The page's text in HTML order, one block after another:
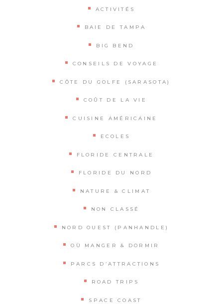
ACTIVITÉS
BAIE DE TAMPA
BIG BEND
CONSEILS DE VOYAGE
CÔTE DU GOLFE (SARASOTA)
COÛT DE LA VIE
CUISINE AMÉRICAINE
ECOLES
FLORIDE CENTRALE
FLORIDE DU NORD
NATURE & CLIMAT
NON CLASSÉ
NORD OUEST (PANHANDLE)
OÙ MANGER & DORMIR
PARCS D’ATTRACTIONS
ROAD TRIPS
SPACE COAST